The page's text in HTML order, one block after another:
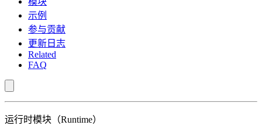
示例
参与贡献
更新日志
Related
FAQ
运行时模块（Runtime）